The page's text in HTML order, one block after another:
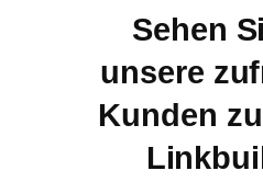
Sehen
unsere
Kunden